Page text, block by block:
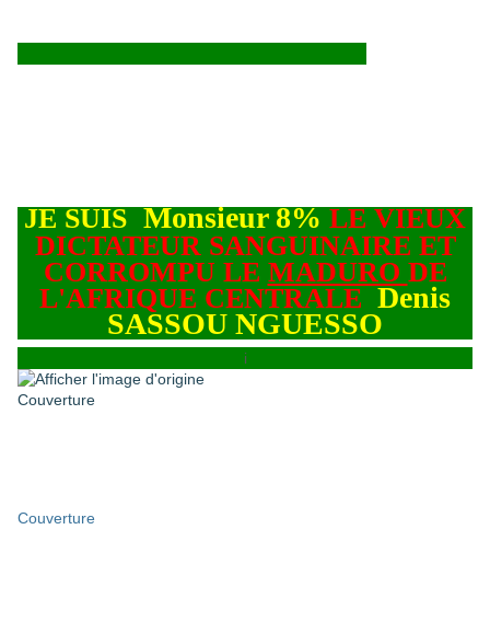
JE SUIS Monsieur 8% LE VIEUX
DICTATEUR SANGUINAIRE ET
CORROMPU LE MADURO DE
L'AFRIQUE CENTRALE Denis
SASSOU NGUESSO
i
Couverture
Couverture